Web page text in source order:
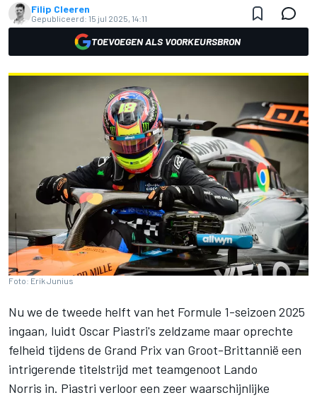
Filip Cleeren
Gepubliceerd: 15 jul 2025, 14:11
TOEVOEGEN ALS VOORKEURSBRON
Foto: Erik Junius
Nu we de tweede helft van het Formule 1-seizoen 2025
ingaan, luidt Oscar Piastri's zeldzame maar oprechte
felheid tijdens de Grand Prix van Groot-Brittannië een
intrigerende titelstrijd met teamgenoot Lando
Norris in. Piastri verloor een zeer waarschijnlijke